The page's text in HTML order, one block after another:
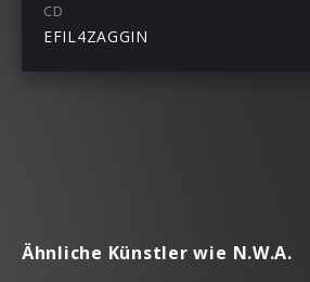
CD
EFIL4ZAGGIN
Ähnliche Künstler wie N.W.A.